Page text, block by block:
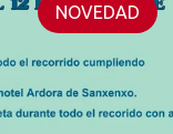
NOVEDAD